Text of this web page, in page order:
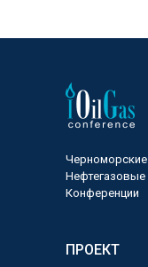
Черноморские
Нефтегазовые
Конференции
ПРОЕКТ